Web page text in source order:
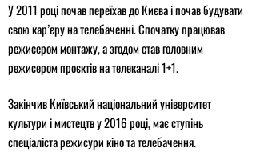
У 2011 році почав переїхав до Києва і почав будувати
свою кар’єру на телебаченні. Спочатку працював
режисером монтажу, а згодом став головним
режисером проєктів на телеканалі 1+1.
Закінчив Київський національний університет
культури і мистецтв у 2016 році, має ступінь
спеціаліста режисури кіно та телебачення.